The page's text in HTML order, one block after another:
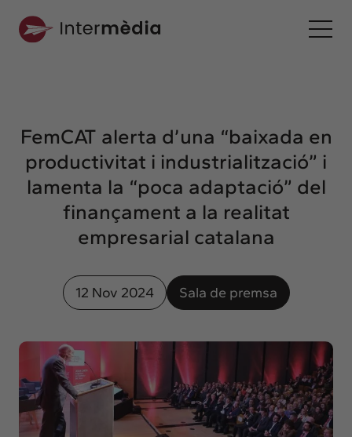
Interconnexió
Els nostres serveis
Interacció
Projectes
Intermèdia
Confidencial
Interrelació
Insights
Actualitat
Intercanvi
Contacte
FemCAT alerta d’una “baixada en
productivitat i industrialització” i
lamenta la “poca adaptació” del
finançament a la realitat
empresarial catalana
12 Nov 2024 Sala de premsa